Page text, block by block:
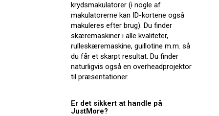
krydsmakulatorer (i nogle af
makulatorerne kan ID-kortene også
makuleres efter brug). Du finder
skæremaskiner i alle kvaliteter,
rulleskæremaskine, guillotine m.m. så
du får et skarpt resultat. Du finder
naturligvis også en overheadprojektor
til præsentationer.
Er det sikkert at handle på
JustMore?